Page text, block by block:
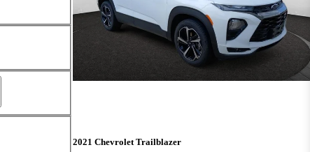
2021 Chevrolet Trailblazer